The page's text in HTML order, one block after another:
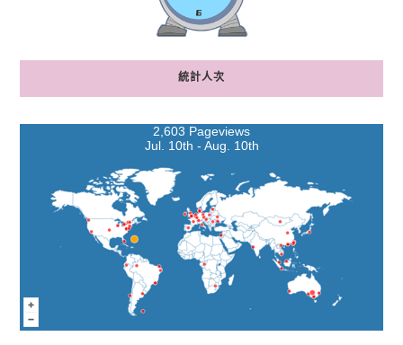
統計人次
2,603 Pageviews
Jul. 10th - Aug. 10th